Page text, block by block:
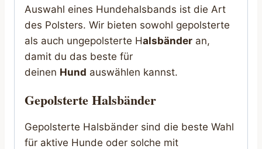
Auswahl eines Hundehalsbands ist die Art
des Polsters. Wir bieten sowohl gepolsterte
als auch ungepolsterte Halsbänder an,
damit du das beste für
deinen Hund auswählen kannst.
Gepolsterte Halsbänder
Gepolsterte Halsbänder sind die beste Wahl
für aktive Hunde oder solche mit